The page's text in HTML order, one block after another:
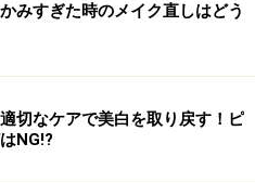
。最新の内容をご確認くださ
みすぎた時のメイク直しはどう
切なケアで美白を取り戻す！ピ
NG!?